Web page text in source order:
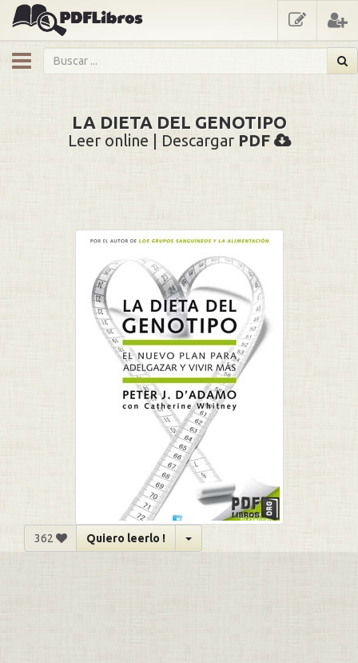
showmenu
LA DIETA DEL GENOTIPO
Leer online | Descargar PDF
362 Quiero leerlo !